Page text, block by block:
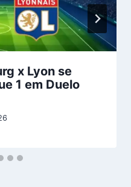
x Lyon se
1 em Duelo